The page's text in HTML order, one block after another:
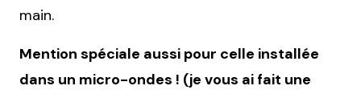
main.
Mention spéciale aussi pour celle installée
dans un micro-ondes ! (je vous ai fait une